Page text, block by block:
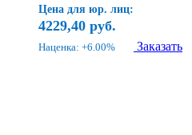
Цена для юр. лиц:
4229,40 руб.
Наценка: +6.00% Заказать